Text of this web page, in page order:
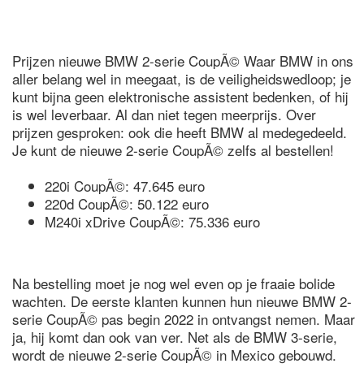
Prijzen nieuwe BMW 2-serie CoupÃ© Waar BMW in ons
aller belang wel in meegaat, is de veiligheidswedloop; je
kunt bijna geen elektronische assistent bedenken, of hij
is wel leverbaar. Al dan niet tegen meerprijs. Over
prijzen gesproken: ook die heeft BMW al medegedeeld.
Je kunt de nieuwe 2-serie CoupÃ© zelfs al bestellen!
220i CoupÃ©: 47.645 euro
220d CoupÃ©: 50.122 euro
M240i xDrive CoupÃ©: 75.336 euro
Na bestelling moet je nog wel even op je fraaie bolide
wachten. De eerste klanten kunnen hun nieuwe BMW 2-
serie CoupÃ© pas begin 2022 in ontvangst nemen. Maar
ja, hij komt dan ook van ver. Net als de BMW 3-serie,
wordt de nieuwe 2-serie CoupÃ© in Mexico gebouwd.